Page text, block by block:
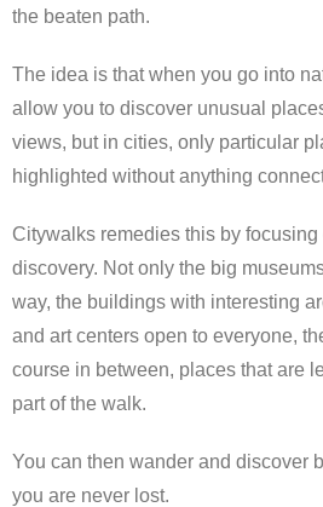
the beaten path.
The idea is that when you go into
allow you to discover unusual
views, but in cities, only particular
highlighted without anything
Citywalks remedies this by
discovery. Not only the big
way, the buildings with interesting
and art centers open to everyone,
course in between, places that are
part of the walk.
You can then wander and discover
you are never lost.